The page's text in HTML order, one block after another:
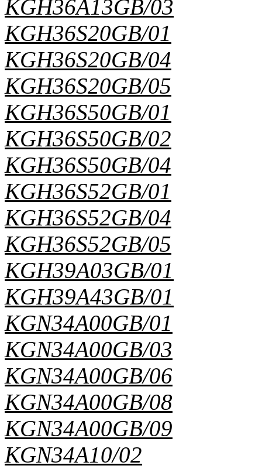
KGH36A13GB/03
KGH36S20GB/01
KGH36S20GB/04
KGH36S20GB/05
KGH36S50GB/01
KGH36S50GB/02
KGH36S50GB/04
KGH36S52GB/01
KGH36S52GB/04
KGH36S52GB/05
KGH39A03GB/01
KGH39A43GB/01
KGN34A00GB/01
KGN34A00GB/03
KGN34A00GB/06
KGN34A00GB/08
KGN34A00GB/09
KGN34A10/02